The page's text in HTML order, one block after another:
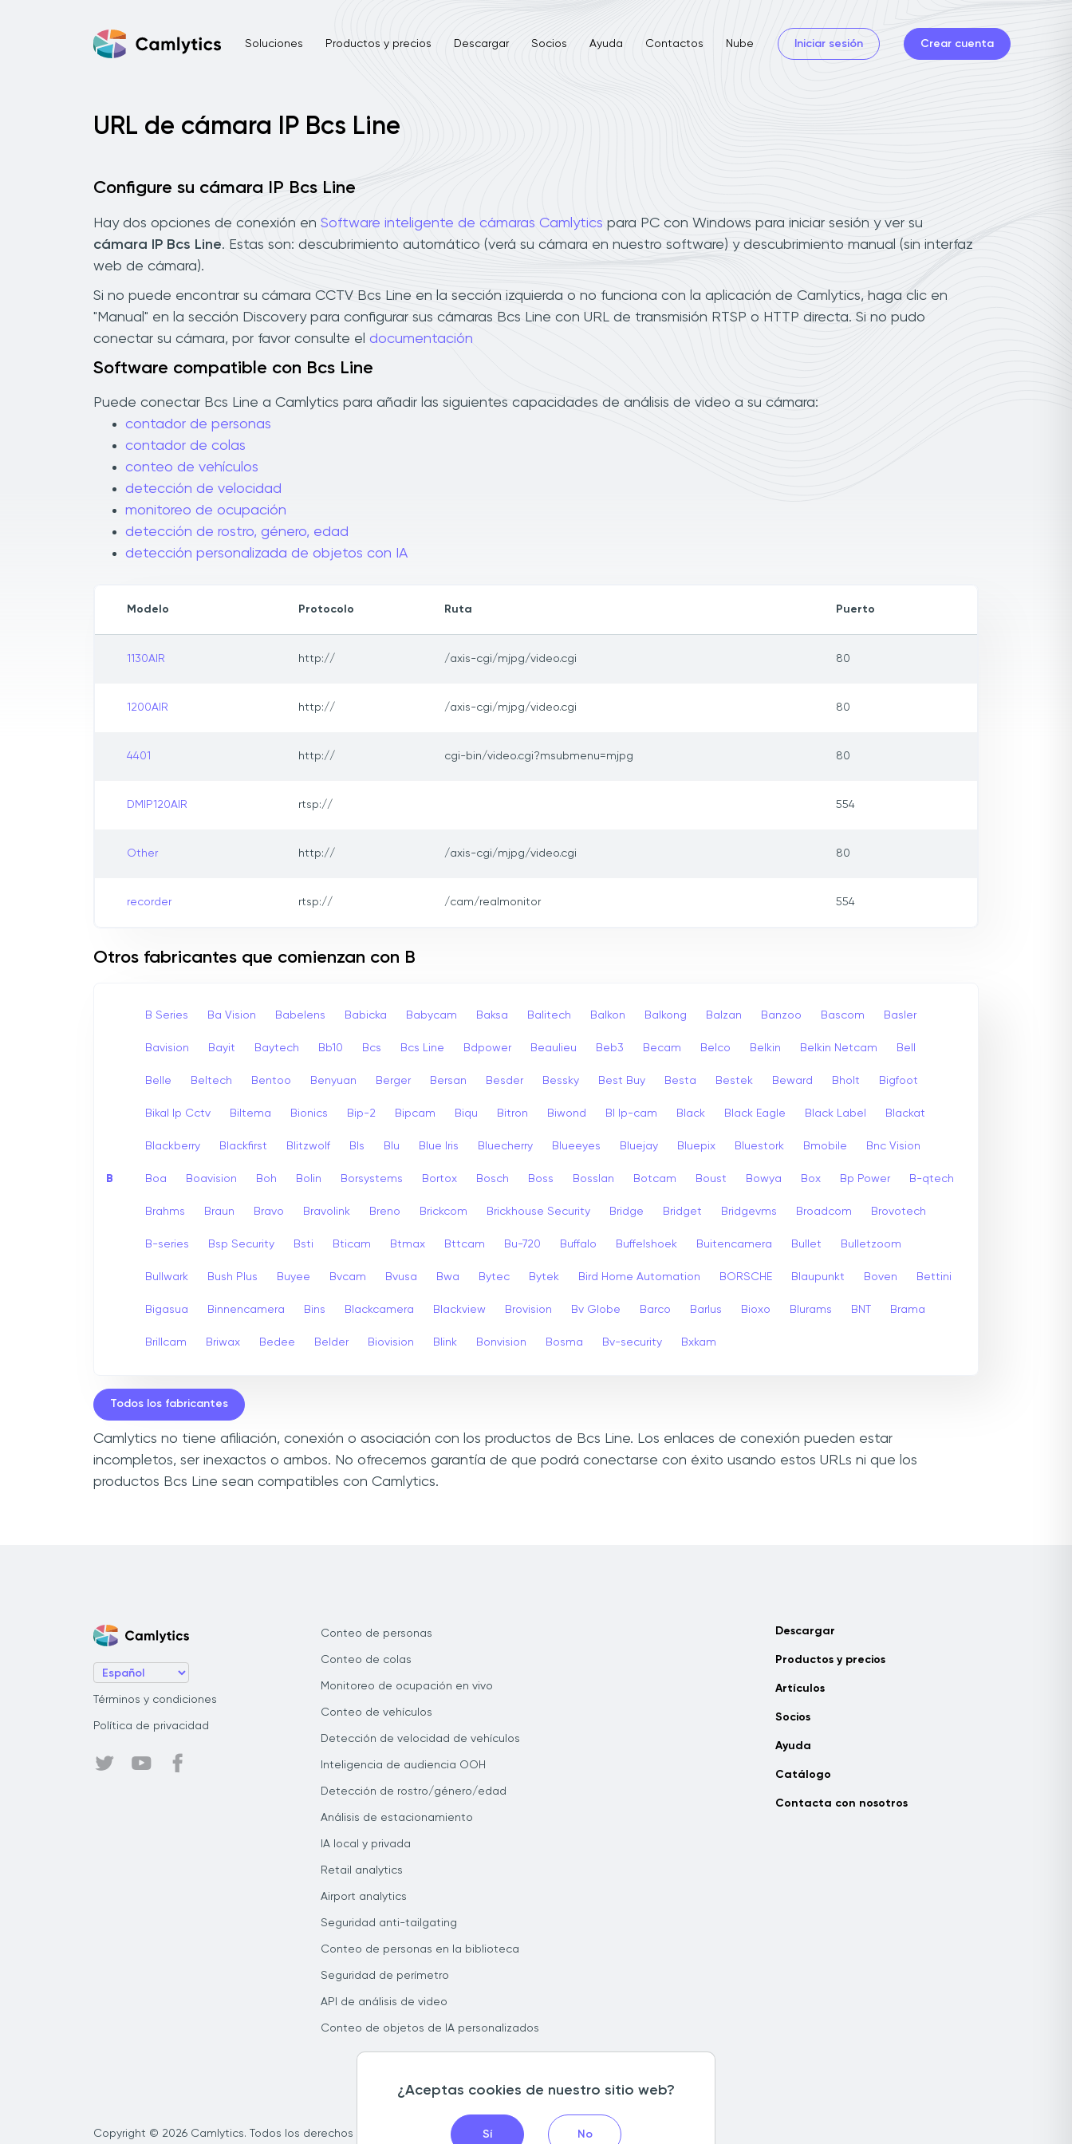
Soluciones Productos y precios Descargar Socios Ayuda Contactos Nube Iniciar sesión Crear cuenta
URL de cámara IP Bcs Line
Configure su cámara IP Bcs Line
Hay dos opciones de conexión en Software inteligente de cámaras Camlytics para PC con Windows para iniciar sesión y ver su
cámara IP Bcs Line. Estas son: descubrimiento automático (verá su cámara en nuestro software) y descubrimiento manual (sin interfaz
web de cámara).
Si no puede encontrar su cámara CCTV Bcs Line en la sección izquierda o no funciona con la aplicación de Camlytics, haga clic en
"Manual" en la sección Discovery para configurar sus cámaras Bcs Line con URL de transmisión RTSP o HTTP directa. Si no pudo
conectar su cámara, por favor consulte el documentación
Software compatible con Bcs Line
Puede conectar Bcs Line a Camlytics para añadir las siguientes capacidades de análisis de video a su cámara:
contador de personas
contador de colas
conteo de vehículos
detección de velocidad
monitoreo de ocupación
detección de rostro, género, edad
detección personalizada de objetos con IA
Modelo Protocolo Ruta Puerto
1130AIR http:// /axis-cgi/mjpg/video.cgi 80
1200AIR http:// /axis-cgi/mjpg/video.cgi 80
4401 http:// cgi-bin/video.cgi?msubmenu=mjpg 80
DMIP120AIR rtsp:// 554
Other http:// /axis-cgi/mjpg/video.cgi 80
recorder rtsp:// /cam/realmonitor 554
Otros fabricantes que comienzan con B
B
B Series Ba Vision Babelens Babicka Babycam Baksa Balitech Balkon Balkong Balzan Banzoo Bascom Basler
Bavision Bayit Baytech Bb10 Bcs Bcs Line Bdpower Beaulieu Beb3 Becam Belco Belkin Belkin Netcam Bell
Belle Beltech Bentoo Benyuan Berger Bersan Besder Bessky Best Buy Besta Bestek Beward Bholt Bigfoot
Bikal Ip Cctv Biltema Bionics Bip-2 Bipcam Biqu Bitron Biwond Bl Ip-cam Black Black Eagle Black Label Blackat
Blackberry Blackfirst Blitzwolf Bls Blu Blue Iris Bluecherry Blueeyes Bluejay Bluepix Bluestork Bmobile Bnc Vision
Boa Boavision Boh Bolin Borsystems Bortox Bosch Boss Bosslan Botcam Boust Bowya Box Bp Power B-qtech
Brahms Braun Bravo Bravolink Breno Brickcom Brickhouse Security Bridge Bridget Bridgevms Broadcom Brovotech
B-series Bsp Security Bsti Bticam Btmax Bttcam Bu-720 Buffalo Buffelshoek Buitencamera Bullet Bulletzoom
Bullwark Bush Plus Buyee Bvcam Bvusa Bwa Bytec Bytek Bird Home Automation BORSCHE Blaupunkt Boven Bettini
Bigasua Binnencamera Bins Blackcamera Blackview Brovision Bv Globe Barco Barlus Bioxo Blurams BNT Brama
Brillcam Briwax Bedee Belder Biovision Blink Bonvision Bosma Bv-security Bxkam
Todos los fabricantes
Camlytics no tiene afiliación, conexión o asociación con los productos de Bcs Line. Los enlaces de conexión pueden estar
incompletos, ser inexactos o ambos. No ofrecemos garantía de que podrá conectarse con éxito usando estos URLs ni que los
productos Bcs Line sean compatibles con Camlytics.
Términos y condiciones
Política de privacidad
Conteo de personas
Conteo de colas
Monitoreo de ocupación en vivo
Conteo de vehículos
Detección de velocidad de vehículos
Inteligencia de audiencia OOH
Detección de rostro/género/edad
Análisis de estacionamiento
IA local y privada
Retail analytics
Airport analytics
Seguridad anti-tailgating
Conteo de personas en la biblioteca
Seguridad de perímetro
API de análisis de video
Conteo de objetos de IA personalizados
Descargar
Productos y precios
Artículos
Socios
Ayuda
Catálogo
Contacta con nosotros
Copyright © 2026 Camlytics. Todos los derechos reservados
¿Aceptas cookies de nuestro sitio web?
Sí No